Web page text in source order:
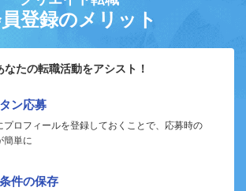
登録のメリット
たの転職活動をアシスト！
ン応募
プロフィールを登録しておくことで、応募時の
簡単に
件の保存